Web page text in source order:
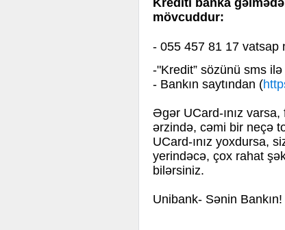
Krediti banka
mövcuddur:
- 055 457 81 17 vatsap
-"Kredit” sözünü sms
- Bankın saytından (
Əgər UCard-ınız
ərzində, cəmi bir neçə
UCard-ınız yoxdursa,
yerindəcə, çox rahat
bilərsiniz.
Unibank- Sənin Bankın!